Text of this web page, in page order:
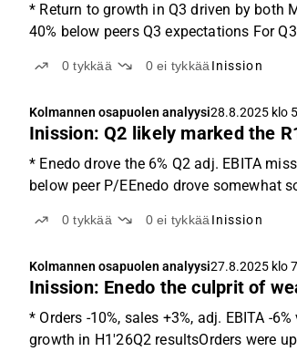
* Return to growth in Q3 driven by both
40% below peers Q3 expectations For
0tykkää 0ei tykkääInission
Kolmannen osapuolen analyysi28.8.2025 klo
Inission: Q2 likely marked the
* Enedo drove the 6% Q2 adj. EBITA
below peer P/EEnedo drove somewhat
0tykkää 0ei tykkääInission
Kolmannen osapuolen analyysi27.8.2025 klo
Inission: Enedo the culprit of
* Orders -10%, sales +3%, adj. EBITA -
growth in H1'26Q2 resultsOrders were